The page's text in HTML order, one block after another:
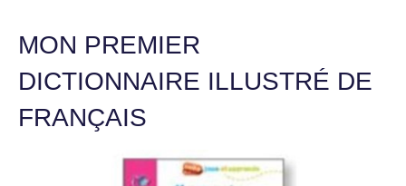
MON PREMIER
DICTIONNAIRE ILLUSTRÉ DE
FRANÇAIS